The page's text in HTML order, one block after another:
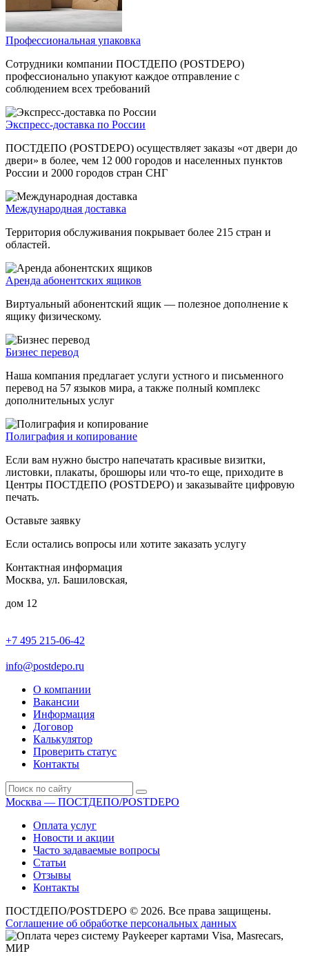
Профессиональная упаковка
Сотрудники компании ПОСТДЕПО (POSTDEPO)
профессионально упакуют каждое отправление с
соблюдением всех требований
Экспресс-доставка по России
ПОСТДЕПО (POSTDEPO) осуществляет заказы «от двери до
двери» в более, чем 12 000 городов и населенных пунктов
России и 2000 городов стран СНГ
Международная доставка
Территория обслуживания покрывает более 215 стран и
областей.
Аренда абонентских ящиков
Виртуальный абонентский ящик — полезное дополнение к
ящику физическому.
Бизнес перевод
Наша компания предлагает услуги устного и письменного
перевод на 57 языков мира, а также полный комплекс
дополнительных услуг
Полиграфия и копирование
Если вам нужно быстро напечатать красивые визитки,
листовки, плакаты, брошюры или что-то еще, приходите в
Центры ПОСТДЕПО (POSTDEPO) и заказывайте цифровую
печать.
Оставьте заявку
Если остались вопросы или хотите заказать услугу
Контактная информация
Москва, ул. Башиловская,
дом 12
+7 495 215-06-42
info@postdepo.ru
О компании
Вакансии
Информация
Договор
Калькулятор
Проверить статус
Контакты
Москва — ПОСТДЕПО/POSTDEPO
Оплата услуг
Новости и акции
Часто задаваемые вопросы
Статьи
Отзывы
Контакты
ПОСТДЕПО/POSTDEPO © 2026. Все права защищены.
Соглашение об обработке персональных данных